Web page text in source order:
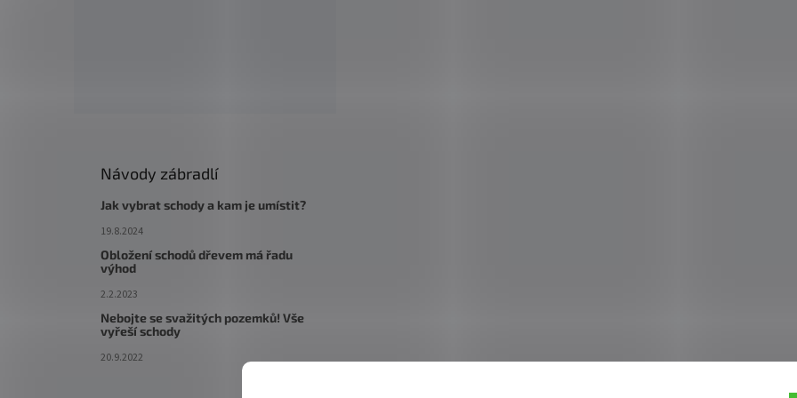
Návody zábradlí
Jak vybrat schody a kam je umístit?
19.8.2024
Obložení schodů dřevem má řadu
výhod
2.2.2023
Nebojte se svažitých pozemků! Vše
vyřeší schody
20.9.2022